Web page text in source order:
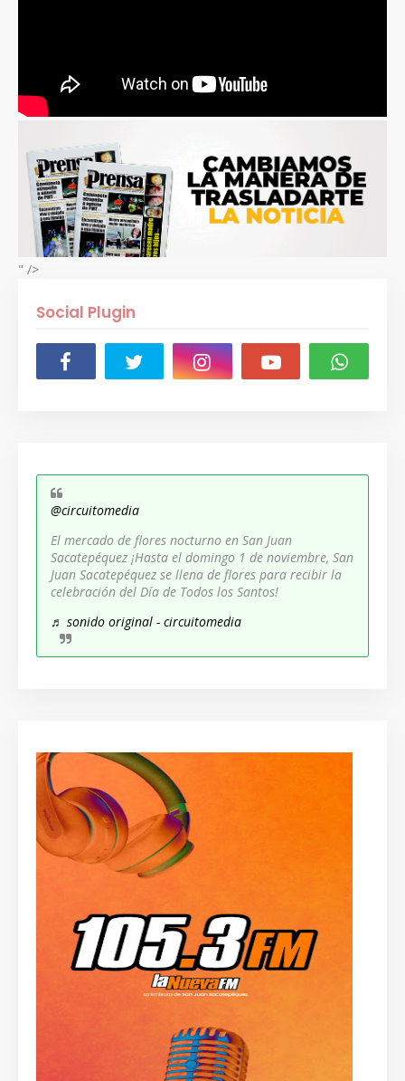
" />
Social Plugin
@circuitomedia
El mercado de flores nocturno en San Juan
Sacatepéquez ¡Hasta el domingo 1 de noviembre, San
Juan Sacatepéquez se llena de flores para recibir la
celebración del Día de Todos los Santos!
♬ sonido original - circuitomedia